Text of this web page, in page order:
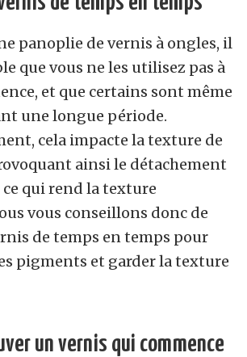
panoplie de vernis à ongles, il
que vous ne les utilisez pas à
et que certains sont même
une longue période.
cela impacte la texture de
ainsi le détachement
qui rend la texture
vous conseillons donc de
de temps en temps pour
pigments et garder la texture
un vernis qui commence